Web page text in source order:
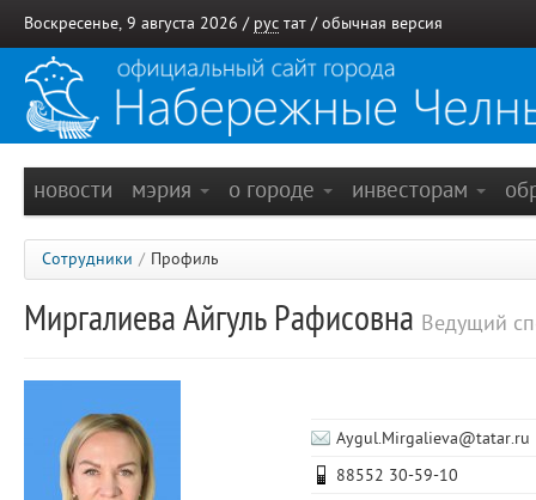
Воскресенье, 9 августа 2026 / рус тат / обычная версия
новости мэрия о городе инвесторам
Сотрудники / Профиль
Миргалиева Айгуль Рафисовна Ведущий
Aygul.Mirgalieva@tatar.ru
88552 30-59-10